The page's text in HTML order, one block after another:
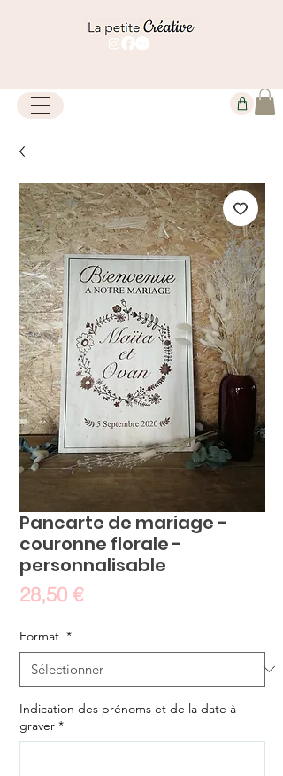
Pancarte de mariage -
couronne florale -
personnalisable
28,50 €Prix
Format *
Indication des prénoms et de la date à
graver *